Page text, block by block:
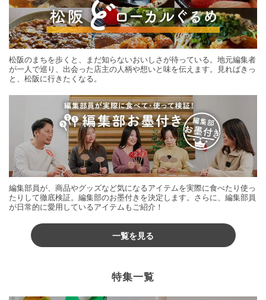
松阪のまちを歩くと、まだ知らないおいしさが待っている。地元編集者
が一人で巡り、出会った店主の人柄や想いと味を伝えます。見ればきっ
と、松阪に行きたくなる。
編集部員が、商品やグッズなど気になるアイテムを実際に食べたり使っ
たりして徹底検証。編集部のお墨付きを決定します。さらに、編集部員
が日常的に愛用しているアイテムもご紹介！
一覧を見る
特集一覧